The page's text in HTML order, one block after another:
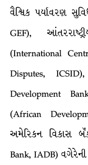
વૈશ્ર્વિક પર્યાવરણ
GEF),
(International
Disputes,
Development
(African
અમેરિકન વિકાસ
Bank, IADB)